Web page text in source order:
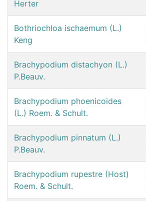
Herter
Bothriochloa ischaemum (L.)
Keng
Brachypodium distachyon (L.)
P.Beauv.
Brachypodium phoenicoides
(L.) Roem. & Schult.
Brachypodium pinnatum (L.)
P.Beauv.
Brachypodium rupestre (Host)
Roem. & Schult.